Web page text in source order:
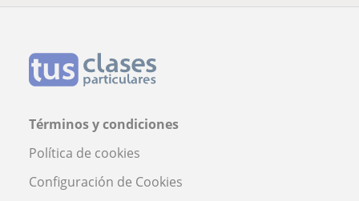
Términos y condiciones
Política de cookies
Configuración de Cookies